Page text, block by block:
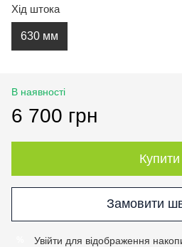
Хід штока
630 мм
В наявності
6 700 грн
Купити
Замовити
Увійти для відображення